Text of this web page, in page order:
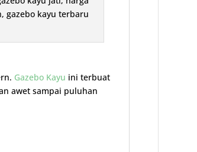
Gazebo Kayu ini terbuat
awet sampai puluhan